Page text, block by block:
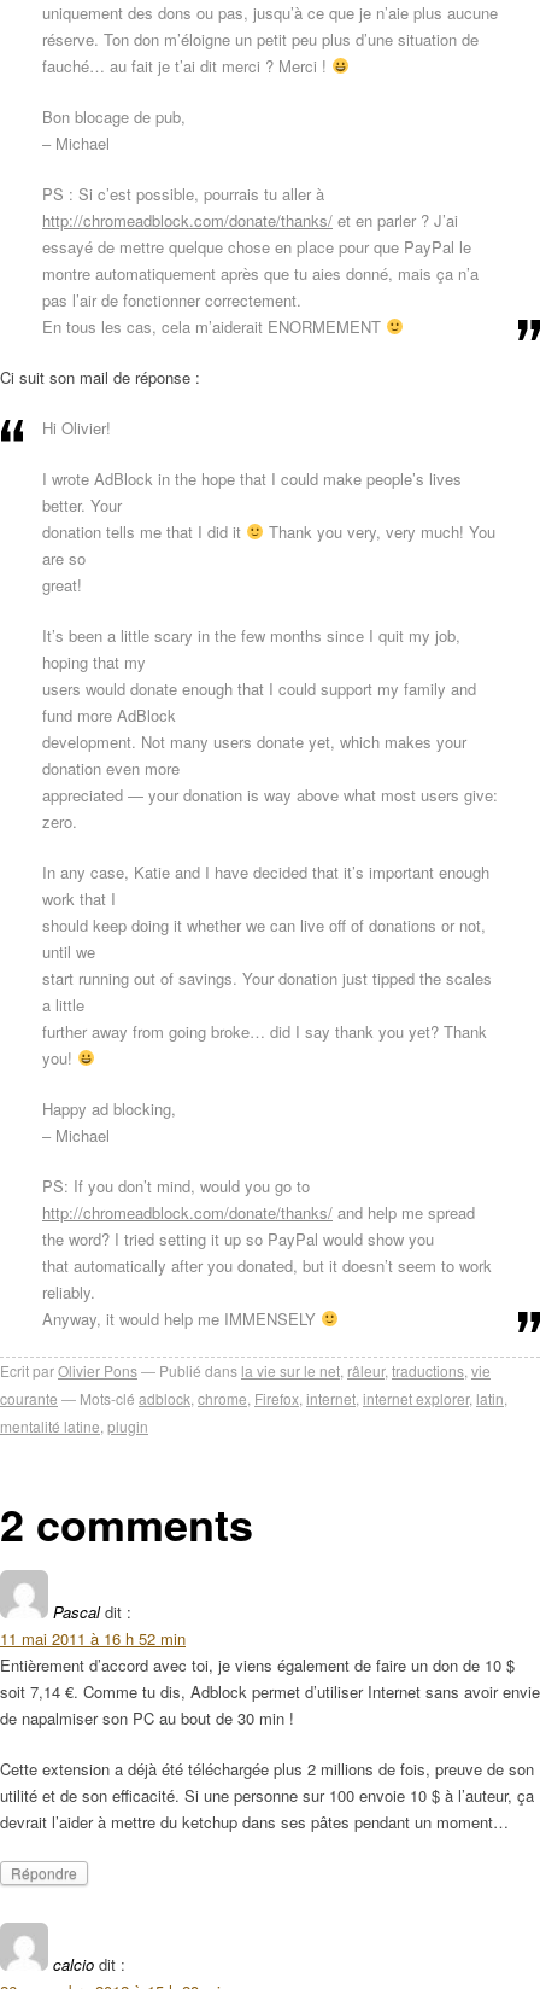
uniquement des dons ou pas, jusqu’à ce que je n’aie plus aucune
réserve. Ton don m’éloigne un petit peu plus d’une situation de
fauché… au fait je t’ai dit merci ? Merci !
Bon blocage de pub,
– Michael
PS : Si c’est possible, pourrais tu aller à
http://chromeadblock.com/donate/thanks/ et en parler ? J’ai
essayé de mettre quelque chose en place pour que PayPal le
montre automatiquement après que tu aies donné, mais ça n’a
pas l’air de fonctionner correctement.
En tous les cas, cela m’aiderait ENORMEMENT
Ci suit son mail de réponse :
Hi Olivier!
I wrote AdBlock in the hope that I could make people’s lives
better. Your
donation tells me that I did it
Thank you very, very much! You
are so
great!
It’s been a little scary in the few months since I quit my job,
hoping that my
users would donate enough that I could support my family and
fund more AdBlock
development. Not many users donate yet, which makes your
donation even more
appreciated — your donation is way above what most users give:
zero.
In any case, Katie and I have decided that it’s important enough
work that I
should keep doing it whether we can live off of donations or not,
until we
start running out of savings. Your donation just tipped the scales
a little
further away from going broke… did I say thank you yet? Thank
you!
Happy ad blocking,
– Michael
PS: If you don’t mind, would you go to
http://chromeadblock.com/donate/thanks/ and help me spread
the word? I tried setting it up so PayPal would show you
that automatically after you donated, but it doesn’t seem to work
reliably.
Anyway, it would help me IMMENSELY
Ecrit parOlivier Pons Publié dans la vie sur le net râleur, traductions vie
courante
Mots-clé adblock chrome Firefox internet internet explorer, latin
mentalité latine plugin
2 comments
Pascal dit :
11 mai 2011 à 16 h 52 min
Entièrement d’accord avec toi, je viens également de faire un don de 10 $
soit 7,14 €. Comme tu dis, Adblock permet d’utiliser Internet sans avoir envie
de napalmiser son PC au bout de 30 min !
Cette extension a déjà été téléchargée plus 2 millions de fois, preuve de son
utilité et de son efficacité. Si une personne sur 100 envoie 10 $ à l’auteur, ça
devrait l’aider à mettre du ketchup dans ses pâtes pendant un moment…
Répondre
calcio dit :